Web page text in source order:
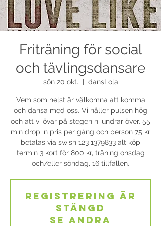
Friträning för social
och tävlingsdansare
sön 20 okt. dansLola
Vem som helst är välkomna att komma
och dansa med oss. Vi håller pulsen hög
och att vi övar på stegen ni undrar över. 55
min drop in pris per gång och person 75 kr
betalas via swish 123 1379833 alt köp
termin 3 kort för 800 kr, träning onsdag
och/eller söndag, 16 tillfällen.
Registrering är
stängd
Se andra